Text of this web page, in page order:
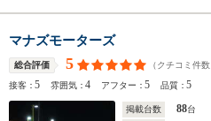
マナズモーターズ
総合評価 5 （クチコミ件数
接客：5 雰囲気：4 アフター：5 品質：5
掲載台数 88台